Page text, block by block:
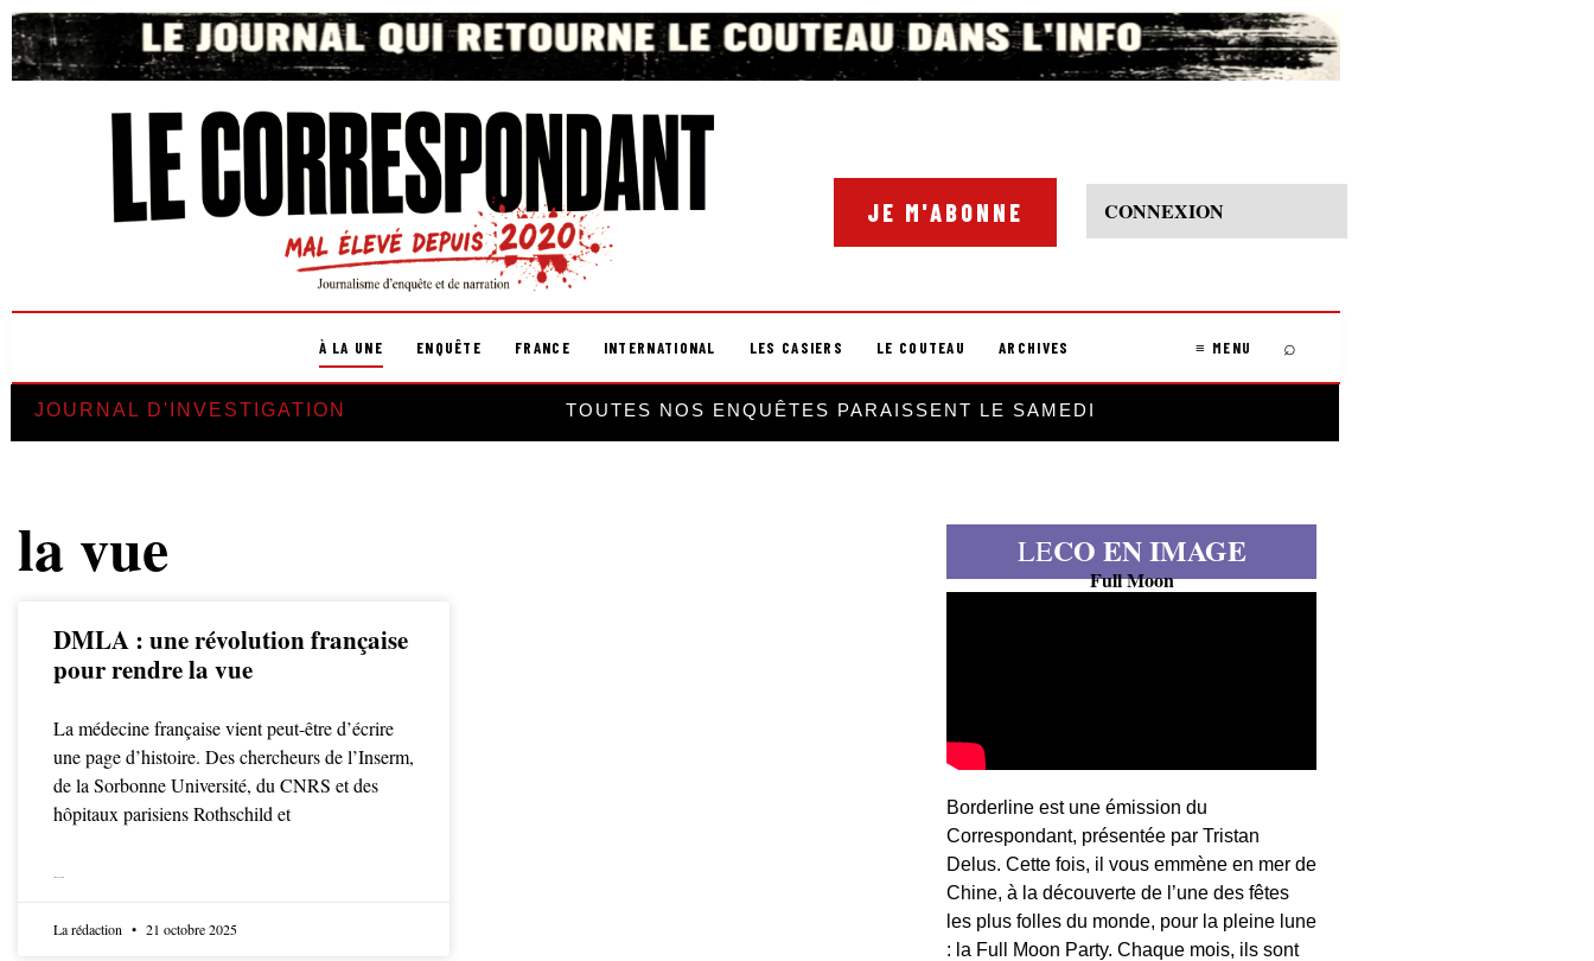
JE M'ABONNE CONNEXION
À LA UNE ENQUÊTE FRANCE INTERNATIONAL LES CASIERS LE COUTEAU ARCHIVES ≡ MENU ⌕
JOURNAL D'INVESTIGATION TOUTES NOS ENQUÊTES PARAISSENT LE SAMEDI
la vue
DMLA : une révolution française
pour rendre la vue
La médecine française vient peut-être d’écrire
une page d’histoire. Des chercheurs de l’Inserm,
de la Sorbonne Université, du CNRS et des
hôpitaux parisiens Rothschild et
La rédaction 21 octobre 2025
LECO EN IMAGE
Full Moon
Borderline est une émission du
Correspondant, présentée par Tristan
Delus. Cette fois, il vous emmène en mer de
Chine, à la découverte de l’une des fêtes
les plus folles du monde, pour la pleine lune
: la Full Moon Party. Chaque mois, ils sont